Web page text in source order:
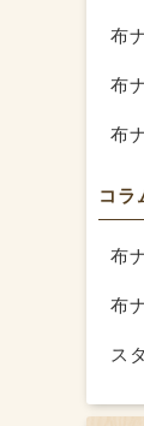
布
布
布
コラ
布
布
ス